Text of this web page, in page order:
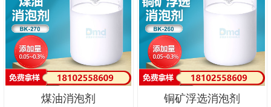
煤油消泡剂 铜矿浮选消泡剂